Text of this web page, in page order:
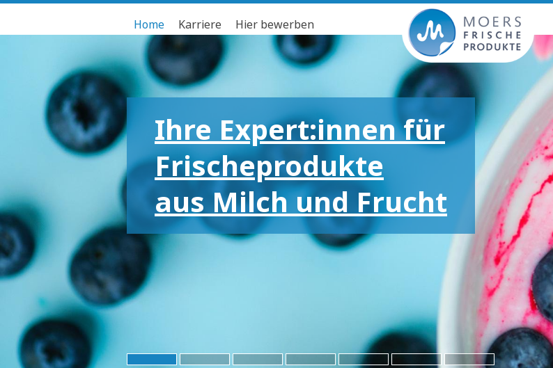
Home Karriere Hier bewerben
Ihre Expert:innen für
Frischeprodukte
aus Milch und Frucht